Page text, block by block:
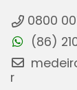
0800
(86)
r